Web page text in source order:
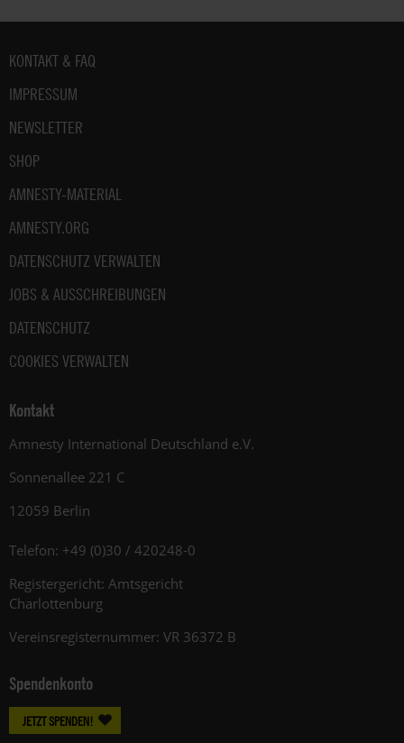
Fußbereich
KONTAKT & FAQ
IMPRESSUM
NEWSLETTER
SHOP
AMNESTY-MATERIAL
AMNESTY.ORG
DATENSCHUTZ VERWALTEN
JOBS & AUSSCHREIBUNGEN
DATENSCHUTZ
COOKIES VERWALTEN
Kontakt
Amnesty International Deutschland e.V.
Sonnenallee 221 C
12059 Berlin
Telefon: +49 (0)30 / 420248-0
Registergericht: Amtsgericht
Charlottenburg
Vereinsregisternummer: VR 36372 B
Spendenkonto
JETZT SPENDEN!